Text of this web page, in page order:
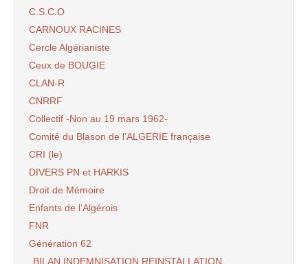
C.S.C.O
CARNOUX RACINES
Cercle Algérianiste
Ceux de BOUGIE
CLAN-R
CNRRF
Collectif -Non au 19 mars 1962-
Comité du Blason de l’ALGERIE française
CRI (le)
DIVERS PN et HARKIS
Droit de Mémoire
Enfants de l’Algérois
FNR
Génération 62
BILAN INDEMNISATION REINSTALLATION